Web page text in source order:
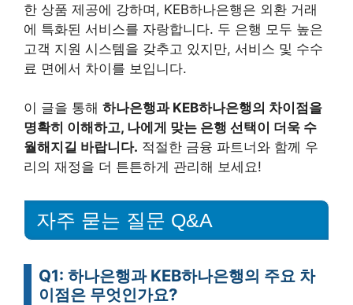
한 상품 제공에 강하며, KEB하나은행은 외환 거래
에 특화된 서비스를 자랑합니다. 두 은행 모두 높은
고객 지원 시스템을 갖추고 있지만, 서비스 및 수수
료 면에서 차이를 보입니다.
이 글을 통해 하나은행과 KEB하나은행의 차이점을
명확히 이해하고, 나에게 맞는 은행 선택이 더욱 수
월해지길 바랍니다. 적절한 금융 파트너와 함께 우
리의 재정을 더 튼튼하게 관리해 보세요!
자주 묻는 질문 Q&A
Q1: 하나은행과 KEB하나은행의 주요 차
이점은 무엇인가요?